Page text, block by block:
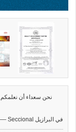
نحن سعداء أن نعلمكم
—— Seccional في البرازيل